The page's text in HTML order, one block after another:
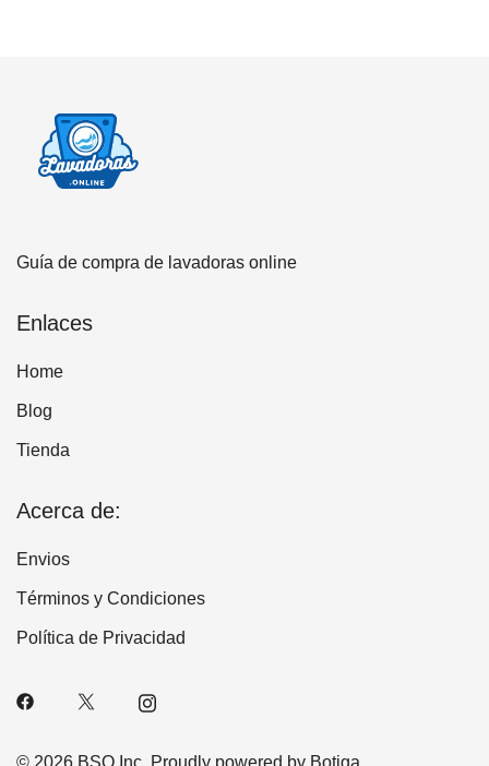
Guía de compra de lavadoras online
Enlaces
Home
Blog
Tienda
Acerca de:
Envios
Términos y Condiciones
Política de Privacidad
© 2026 BSQ Inc. Proudly powered by Botiga